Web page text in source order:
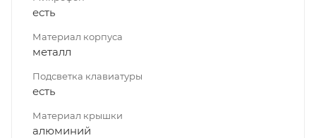
есть
Материал корпуса
металл
Подсветка клавиатуры
есть
Материал крышки
алюминий